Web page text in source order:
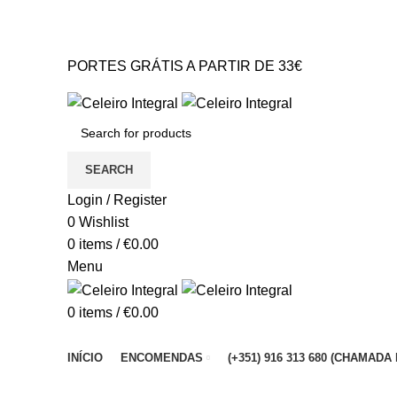
PORTES GRÁTIS A PARTIR DE 33€
SEARCH
Login / Register
0 Wishlist
0 items / €0.00
Menu
0 items / €0.00
INÍCIO ENCOMENDAS (+351) 916 313 680